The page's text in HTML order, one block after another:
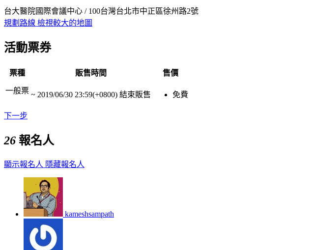
台大醫院國際會議中心 / 100台灣台北市中正區徐州路2號
規劃路線 檢視較大的地圖
活動票券
票種 販售時間 售價
一般票 ~ 2019/06/30 23:59(+0800) 結束販售 免費
下一步
26 報名人
顯示報名人 隱藏報名人
kameshsampath